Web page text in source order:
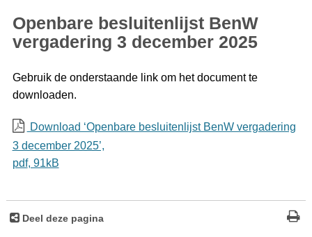
Openbare besluitenlijst BenW
vergadering 3 december 2025
Gebruik de onderstaande link om het document te
downloaden.
Download ‘Openbare besluitenlijst BenW vergadering
3 december 2025’,
pdf, 91kB
Deel deze pagina